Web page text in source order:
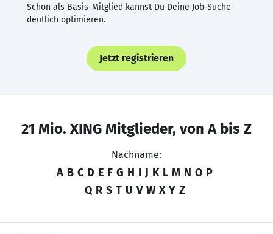
Schon als Basis-Mitglied kannst Du Deine Job-Suche
deutlich optimieren.
Jetzt registrieren
21 Mio. XING Mitglieder, von A bis Z
Nachname:
A B C D E F G H I J K L M N O P
Q R S T U V W X Y Z